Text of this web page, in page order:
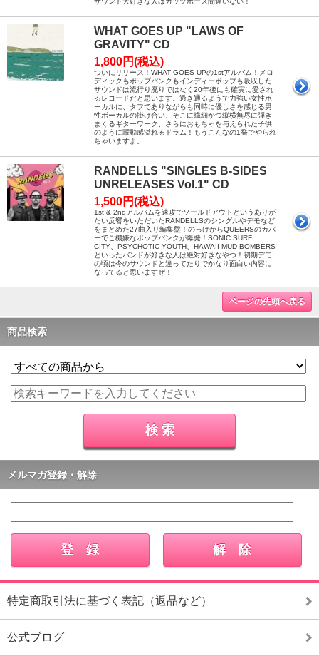
WHAT GOES UP "LAWS OF
GRAVITY" CD
1,800円(税込)
ついにリリース！WHAT GOES UPの1stアルバム！メロ
ディックもポップパンクもインディーポップも吸収した
サウンドは流行り廃りではなく20年後にも確実に愛され
るレコードだと思います。透き通るようで力強い女性ボ
ーカルに、タフでありながらも同時に優しさを感じる男
性ボーカルの掛け合い、そこに繊細かつ縦横無尽に弾き
まくるギターワーク、さらにおもちゃを与えられた子供
のように躍動感溢れるドラム！もうこんなの1発でやられ
ちゃいますよ。
RANDELLS "SINGLES B-SIDES
UNRELEASES Vol.1" CD
1,500円(税込)
1st & 2ndアルバムを速攻でソールドアウトというありが
たい反響をいただいたRANDELLSのシングルやデモなど
をまとめた27曲入り編集盤！のっけからQUEERSのカバ
ーでご機嫌なポップパンクが爆発！SONIC SURF
CITY、PSYCHOTIC YOUTH、HAWAII MUD BOMBERS
といったバンドが好きな人は絶対好きなやつ！初期デモ
の頃は今のサウンドと違ってたりでかなり面白い内容に
なってると思いますぜ！
ページの先頭へ戻る
商品検索
メルマガ登録・解除
特定商取引法に基づく表記（返品など）
公式ブログ